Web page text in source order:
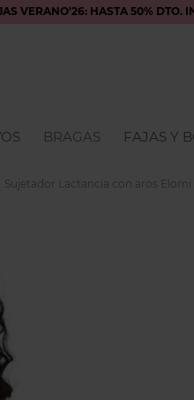
VERANO'26: HASTA 50% DTO.
BRAGAS FAJAS Y
Sujetador Lactancia con aros Elomi